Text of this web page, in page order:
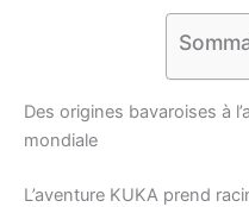
Des origines bavaroises à
mondiale
L’aventure KUKA prend